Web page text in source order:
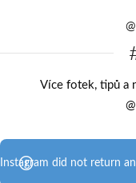
Více fotek, tipů a
Instagram did not return